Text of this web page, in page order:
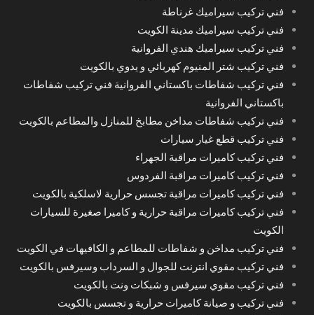
فني تركيب سيراميك غرناطة
فني تركيب سيراميك مدينة الكويت
فني تركيب سيراميك هندي الفروانية
فني تركيب شتر المنيوم كهربائي و يدوي بالكويت
فني تركيب شفاطات باكستاني الفروانية فني تركيب شفاطات
باكستاني الفروانية
فني تركيب شفاطات مداخن مطابخ للمنازل والمطاعم بالكويت
فني تركيب قطع غيار سيارات
فني تركيب كاميرات مراقبة الجهراء
فني تركيب كاميرات مراقبة الفردوس
فني تركيب كاميرات مراقبة تجسس حرارية لاسلكية بالكويت
فني تركيب كاميرات مراقبة حرارية و كاميرا صغيرة للسيارات
الكويت
فني تركيب مداخن و شفاطات للمطاعم و الكافيهات في الكويت
فني تركيب مقوي انترنت للجوال و السرداب وسيرفس بالكويت
فني تركيب مقوي سيرفس و شبكات ونت بالكويت
فني تركيب و صيانة كاميرات حرارية و تجسس بالكويت